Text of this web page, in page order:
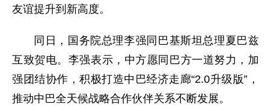
友谊提升到新高度。
同日，国务院总理李强同巴基斯坦总理夏巴兹
互致贺电。李强表示，中方愿同巴方一道努力，加
强团结协作，积极打造中巴经济走廊“2.0升级版”，
推动中巴全天候战略合作伙伴关系不断发展。